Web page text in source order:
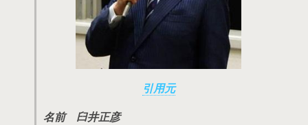
引用元
名前 臼井正彦